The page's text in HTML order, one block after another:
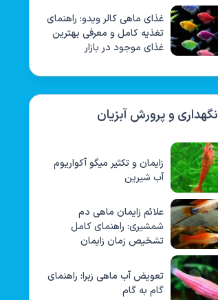
غذای ماهی کالر ویدو: راهنمای
تغذیه کامل و معرفی بهترین
غذای موجود در بازار
نگهداری و پرورش آبزیان
زایمان و تکثیر میگو آکواریوم
آب شیرین
علائم زایمان ماهی دم
شمشیری: راهنمای کامل
تشخیص زمان زایمان
تعویض آب ماهی زبرا: راهنمای
گام به گام